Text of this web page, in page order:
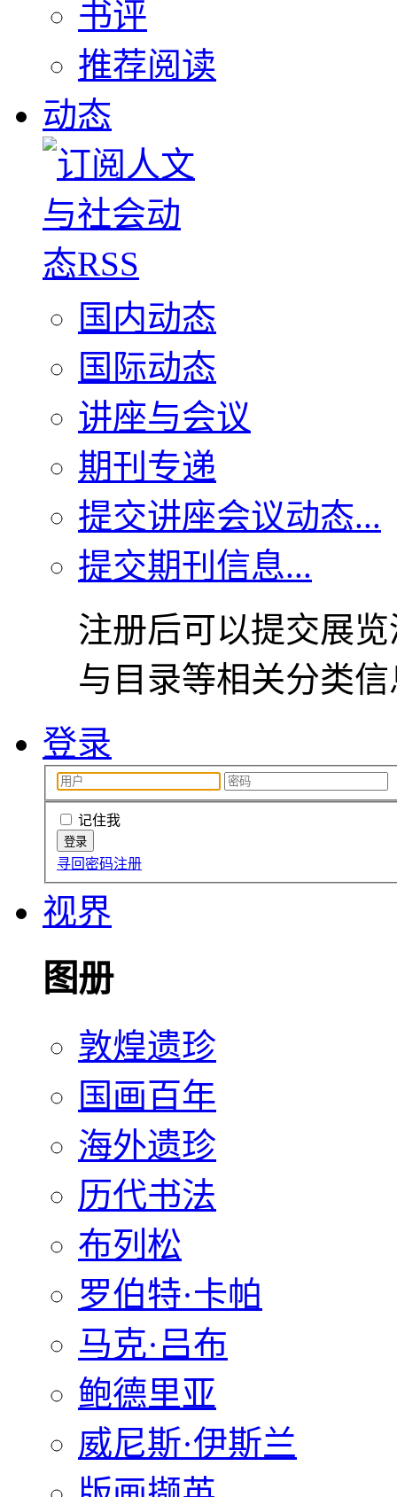
书评
推荐阅读
动态
国内动态
国际动态
讲座与会议
期刊专递
提交讲座会议动态...
提交期刊信息...
注册后可以提交展
与目录等相关分类
登录
记住我
寻回密码注册
视界
图册
敦煌遗珍
国画百年
海外遗珍
历代书法
布列松
罗伯特·卡帕
马克·吕布
鲍德里亚
威尼斯·伊斯兰